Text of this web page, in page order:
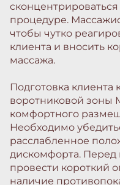
процедуре.
чтобы чутко
клиента и вносить
массажа.
Подготовка
воротниковой зоны
комфортного
Необходимо
расслабленное
дискомфорта. Перед
провести короткий
наличие